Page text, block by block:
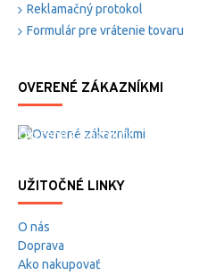
Reklamačný protokol
Formulár pre vrátenie tovaru
OVERENÉ ZÁKAZNÍKMI
Overené zákazníkmi
UŽITOČNÉ LINKY
O nás
Doprava
Ako nakupovať